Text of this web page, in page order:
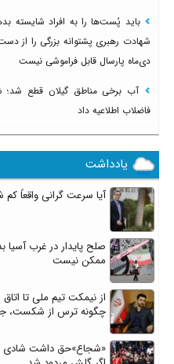
باید پُست‌ها را به افراد شایسته
شهادت رهبری پشتوانه بزرگی را از
دی‌ماه پارسال قابل فراموشی نیست
آب برخی مناطق گیلان قطع
فاضلاب اطلاعیه داد
یادداشت
آیا سرعت گرانی واقعاً
صلح پایدار در غرب آسیا
ممکن نیست
از نیمکت تیم ملی تا اتاق
چگونه ترس از شکست،
«شجاع»حق داشت شادی